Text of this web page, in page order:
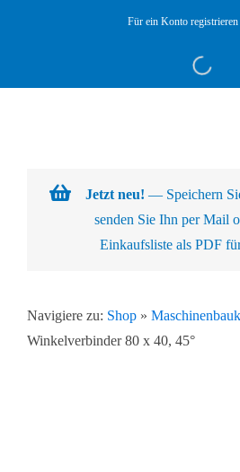
Für ein Konto registrieren
Jetzt neu! — Speichern
senden Sie Ihn per Mail
Einkaufsliste als PDF
Navigiere zu: Shop»
Winkelverbinder 80 x 40, 45°